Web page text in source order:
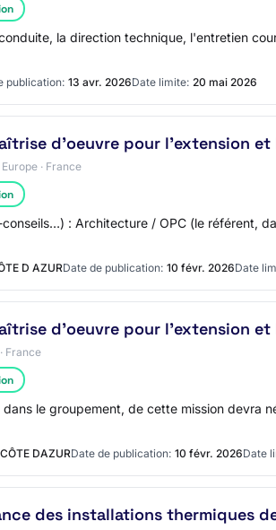
la direction technique, l'entretien
publication: 13 avr. 2026Date limite: 20 mai 2026
d'oeuvre pour l'extension et
· France
: Architecture / OPC (le référent,
D AZURDate de publication: 10 févr. 2026Date
d'oeuvre pour l'extension et
France
le groupement, de cette mission devra
DAZURDate de publication: 10 févr. 2026Date
des installations thermiques